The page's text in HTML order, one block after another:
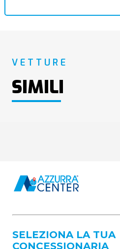
VETTURE
SIMILI
SELEZIONA LA TUA
CONCESSIONARIA